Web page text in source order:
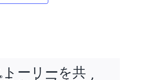
ーリーを共